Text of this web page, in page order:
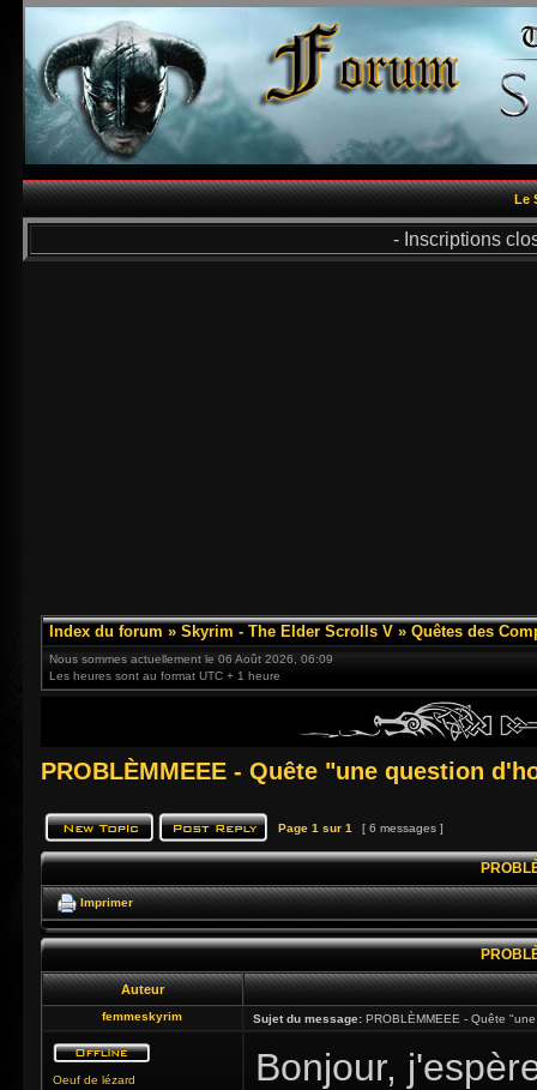
Le
- Inscriptions
Index du forum » Skyrim - The Elder Scrolls V » Quêtes des
Nous sommes actuellement le 06 Août 2026, 06:09
Les heures sont au format UTC + 1 heure
PROBLÈMMEEE - Quête "une question
Page 1 sur 1 [ 6 messages ]
Imprimer
Auteur
femmeskyrim Sujet du message: PROBLÈMMEEE - Quête
Oeuf de lézard Bonjour,